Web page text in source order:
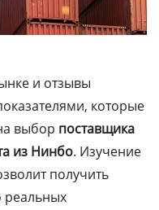
и отзывы
которые
выбор поставщика
из Нинбо. Изучение
получить
реальных